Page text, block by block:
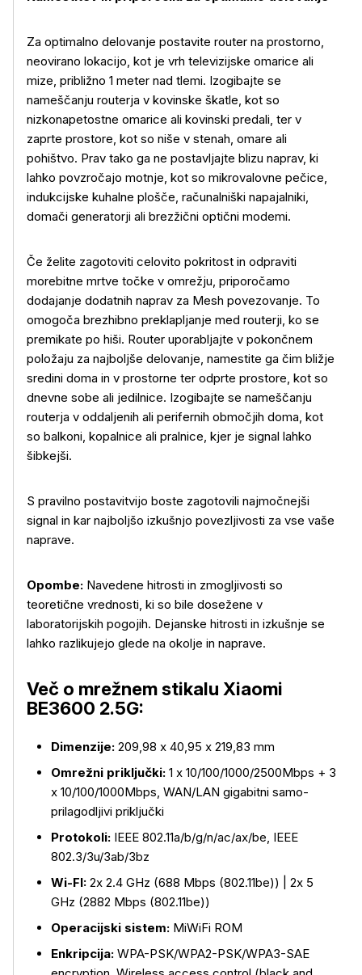
Za optimalno delovanje postavite router na prostorno,
neovirano lokacijo, kot je vrh televizijske omarice ali
mize, približno 1 meter nad tlemi. Izogibajte se
nameščanju routerja v kovinske škatle, kot so
nizkonapetostne omarice ali kovinski predali, ter v
zaprte prostore, kot so niše v stenah, omare ali
pohištvo. Prav tako ga ne postavljajte blizu naprav, ki
lahko povzročajo motnje, kot so mikrovalovne pečice,
indukcijske kuhalne plošče, računalniški napajalniki,
domači generatorji ali brezžični optični modemi.
Če želite zagotoviti celovito pokritost in odpraviti
morebitne mrtve točke v omrežju, priporočamo
dodajanje dodatnih naprav za Mesh povezovanje. To
omogoča brezhibno preklapljanje med routerji, ko se
premikate po hiši. Router uporabljajte v pokončnem
položaju za najboljše delovanje, namestite ga čim bližje
sredini doma in v prostorne ter odprte prostore, kot so
dnevne sobe ali jedilnice. Izogibajte se nameščanju
routerja v oddaljenih ali perifernih območjih doma, kot
so balkoni, kopalnice ali pralnice, kjer je signal lahko
šibkejši.
S pravilno postavitvijo boste zagotovili najmočnejši
signal in kar najboljšo izkušnjo povezljivosti za vse vaše
naprave.
Opombe: Navedene hitrosti in zmogljivosti so
teoretične vrednosti, ki so bile dosežene v
laboratorijskih pogojih. Dejanske hitrosti in izkušnje se
lahko razlikujejo glede na okolje in naprave.
Več o mrežnem stikalu Xiaomi
BE3600 2.5G:
Dimenzije: 209,98 x 40,95 x 219,83 mm
Omrežni priključki: 1 x 10/100/1000/2500Mbps + 3
x 10/100/1000Mbps, WAN/LAN gigabitni samo-
prilagodljivi priključki
Protokoli: IEEE 802.11a/b/g/n/ac/ax/be, IEEE
802.3/3u/3ab/3bz
Wi-FI: 2x 2.4 GHz (688 Mbps (802.11be)) | 2x 5
GHz (2882 Mbps (802.11be))
Operacijski sistem: MiWiFi ROM
Enkripcija: WPA-PSK/WPA2-PSK/WPA3-SAE